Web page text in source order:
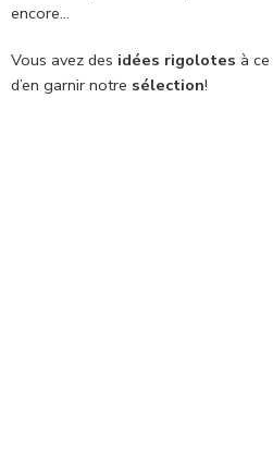
encore…
Vous avez des idées rigolotes à
d’en garnir notre sélection!